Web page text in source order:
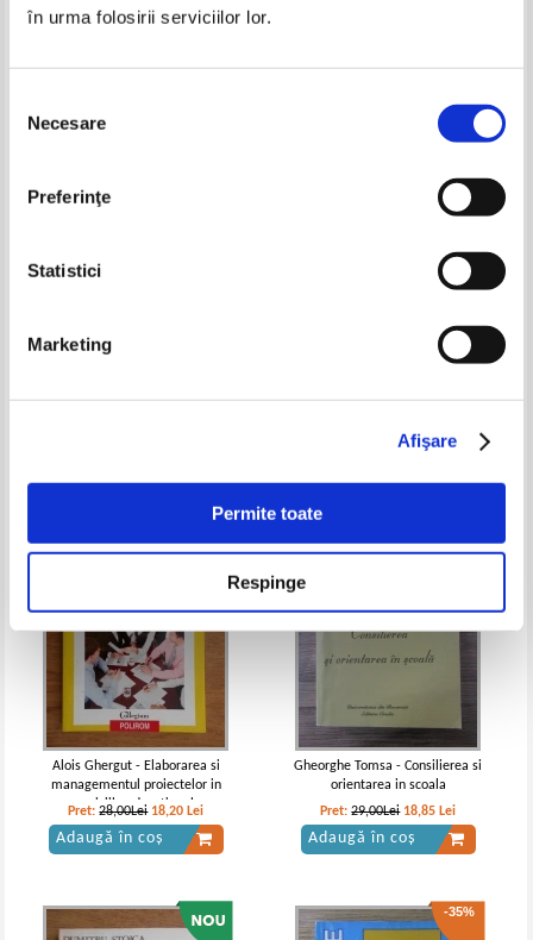
în urma folosirii serviciilor lor.
consimțământului
Necesare
Preferinţe
Statistici
Marketing
Afişare
Permite toate
Respinge
Pret:42,00Lei 25,20 Lei
-40%
Petre Bargaoanu - Metodica
generala
Adaugă în coș
-35%
Alois Ghergut - Elaborarea si
managementul proiectelor in
serviciile educationale
Pret:28,00Lei 18,20 Lei
Adaugă în coș
Gheorghe Tomsa - Consilierea si
orientarea in scoala
Pret:29,00Lei 18,85 Lei
Adaugă în coș
-35%